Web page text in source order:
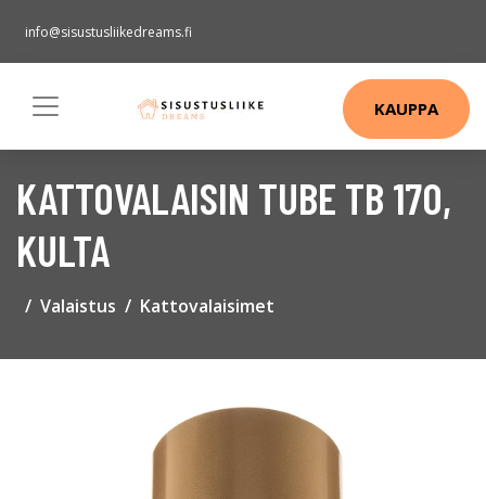
info@sisustusliikedreams.fi
KAUPPA
KATTOVALAISIN TUBE TB 170,
KULTA
Valaistus Kattovalaisimet